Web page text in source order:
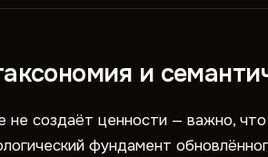
и
создаёт ценности — важно,
фундамент